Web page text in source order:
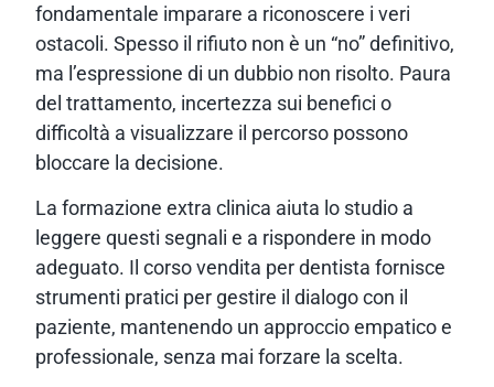
fondamentale imparare a riconoscere i veri
ostacoli. Spesso il rifiuto non è un “no” definitivo,
ma l’espressione di un dubbio non risolto. Paura
del trattamento, incertezza sui benefici o
difficoltà a visualizzare il percorso possono
bloccare la decisione.
La formazione extra clinica aiuta lo studio a
leggere questi segnali e a rispondere in modo
adeguato. Il corso vendita per dentista fornisce
strumenti pratici per gestire il dialogo con il
paziente, mantenendo un approccio empatico e
professionale, senza mai forzare la scelta.